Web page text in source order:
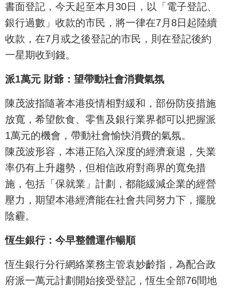
書面登記，今天起至本月30日，以「電子登記、
銀行過數」收款的市民，將一律在7月8日起陸續
收款，在7月或之後登記的市民，則在登記後約
一星期收到錢。
派1萬元 財爺：望帶動社會消費氣氛
陳茂波指隨著本港疫情相對緩和，部份防疫措施
放寬，希望飲食、零售及銀行業界都可以把握派
1萬元的機會，帶動社會愉快消費的氣氛。
陳茂波形容，本港正陷入深度的經濟衰退，失業
率仍有上升趨勢，但相信政府對商界的寬免措
施，包括「保就業」計劃，都能緩減企業的經營
壓力，期望本港經濟能在社會共同努力下，擺脫
陰霾。
恆生銀行：今早整體運作暢順
恆生銀行分行網絡業務主管袁妙齡指，為配合政
府派一萬元計劃開始接受登記，恆生全部76間地